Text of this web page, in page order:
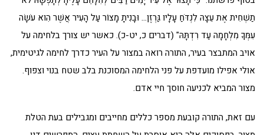
תַשְׁחִית אֶת עֵצָהּ לִנְדֹּחַ עָלָיו גַּרְזֶן… וּבָנִיתָ מָצוֹר עַל הָעִיר אֲשֶׁר הִוא עֹשָׂה
עִמְּךָ מִלְחָמָה עַד רִדְתָּהּ" (דברים כ, יט-כ). כאשר יש צורך בלחימה על
אויב המתבצר בעיר, התורה רואה במצור על העיר כדרך לחימה לגיטימית,
אולי אפילו מועדפת על פני הלחימה המסוכנת בלב שטח בנוי וצפוף.
מצור המביא לכניעה חוסך חיי אדם.
עם זאת, התורה קובעת מספר כללים מחייבים ומגבילים בעת הטלת